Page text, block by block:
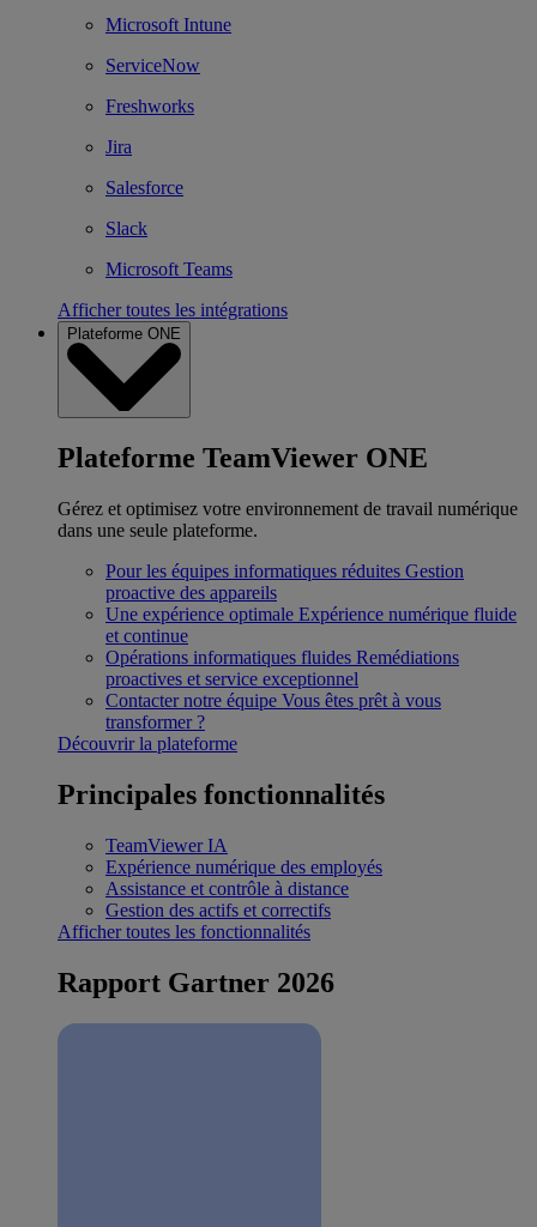
Microsoft Intune
ServiceNow
Freshworks
Jira
Salesforce
Slack
Microsoft Teams
Afficher toutes les intégrations
Plateforme ONE
Plateforme TeamViewer ONE
Gérez et optimisez votre environnement de travail numérique
dans une seule plateforme.
Pour les équipes informatiques réduites Gestion
proactive des appareils
Une expérience optimale Expérience numérique fluide
et continue
Opérations informatiques fluides Remédiations
proactives et service exceptionnel
Contacter notre équipe Vous êtes prêt à vous
transformer ?
Découvrir la plateforme
Principales fonctionnalités
TeamViewer IA
Expérience numérique des employés
Assistance et contrôle à distance
Gestion des actifs et correctifs
Afficher toutes les fonctionnalités
Rapport Gartner 2026